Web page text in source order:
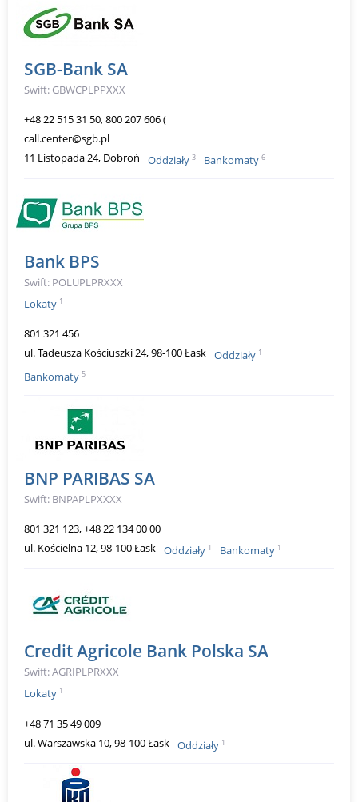
SGB-Bank SA
Swift: GBWCPLPPXXX
+48 22 515 31 50, 800 207 606 (
call.center@sgb.pl
11 Listopada 24, Dobroń
Oddziały 3 Bankomaty 6
Bank BPS
Swift: POLUPLPRXXX
Lokaty 1
801 321 456
ul. Tadeusza Kościuszki 24, 98-100 Łask Oddziały 1
Bankomaty 5
BNP PARIBAS SA
Swift: BNPAPLPXXXX
801 321 123, +48 22 134 00 00
ul. Kościelna 12, 98-100 Łask Oddziały 1 Bankomaty 1
Credit Agricole Bank Polska SA
Swift: AGRIPLPRXXX
Lokaty 1
+48 71 35 49 009
ul. Warszawska 10, 98-100 Łask Oddziały 1